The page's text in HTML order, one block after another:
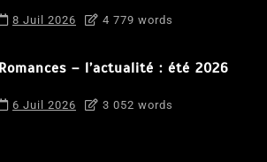
8 Juil 2026 4 779 words
Romances – l’actualité : été 2026
6 Juil 2026 3 052 words